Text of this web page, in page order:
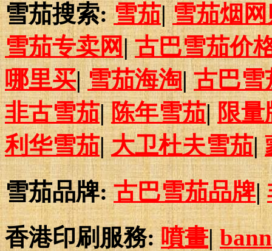
雪茄搜索: 雪茄|雪茄烟
雪茄专卖网|古巴雪茄价
哪里买|雪茄海淘|古巴雪
非古雪茄|陈年雪茄|限量
利华雪茄|大卫杜夫雪茄|
雪茄品牌:古巴雪茄品牌|
香港印刷服務:噴畫|